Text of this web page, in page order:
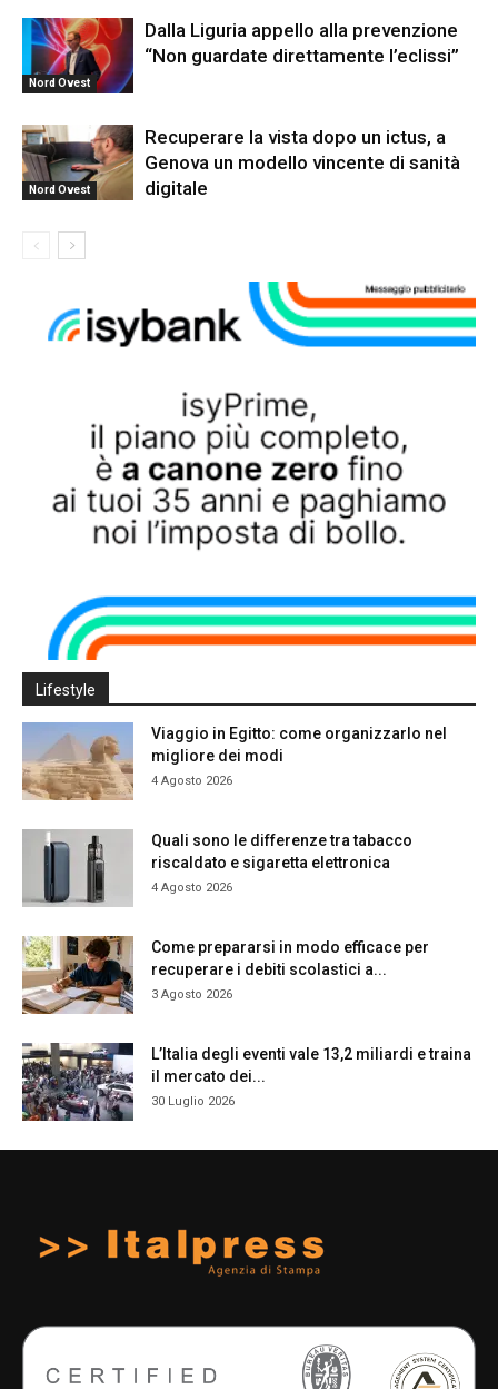
Nord Ovest
Dalla Liguria appello alla prevenzione
“Non guardate direttamente l’eclissi”
Nord Ovest
Recuperare la vista dopo un ictus, a
Genova un modello vincente di sanità
digitale
Lifestyle
Viaggio in Egitto: come organizzarlo nel
migliore dei modi
4 Agosto 2026
Quali sono le differenze tra tabacco
riscaldato e sigaretta elettronica
4 Agosto 2026
Come prepararsi in modo efficace per
recuperare i debiti scolastici a...
3 Agosto 2026
L’Italia degli eventi vale 13,2 miliardi e traina
il mercato dei...
30 Luglio 2026